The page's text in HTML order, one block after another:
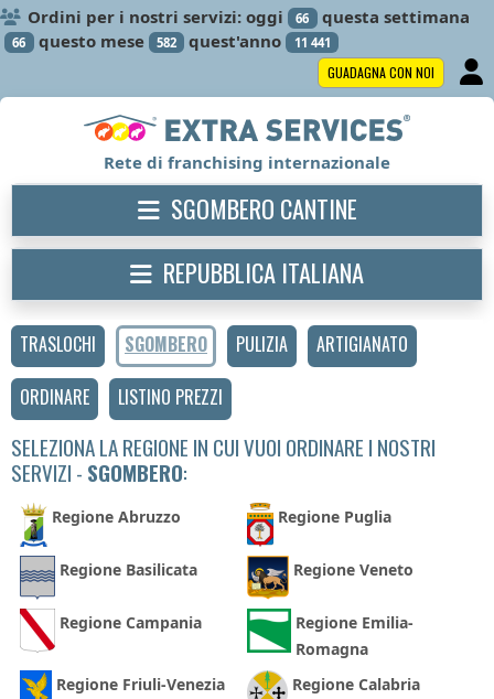
Ordini per i nostri servizi: oggi 66 questa settimana
66 questo mese 582 quest'anno 11 441
GUADAGNA CON NOI
TRASLOCHI SGOMBERO PULIZIA
ARTIGIANATO
ORDINARE
LISTINO PREZZI
SELEZIONA LA REGIONE IN CUI VUOI ORDINARE I NOSTRI
SERVIZI - SGOMBERO:
Regione Abruzzo Regione Puglia
Regione Basilicata Regione Veneto
Regione Campania
Regione Emilia-
Romagna
Regione Friuli-Venezia
Regione Calabria
Rete di franchising internazionale
SGOMBERO CANTINE
REPUBBLICA ITALIANA